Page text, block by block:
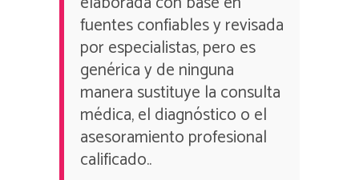
fuentes confiables y revisada
por especialistas, pero es
genérica y de ninguna
manera sustituye la consulta
médica, el diagnóstico o el
asesoramiento profesional
calificado..